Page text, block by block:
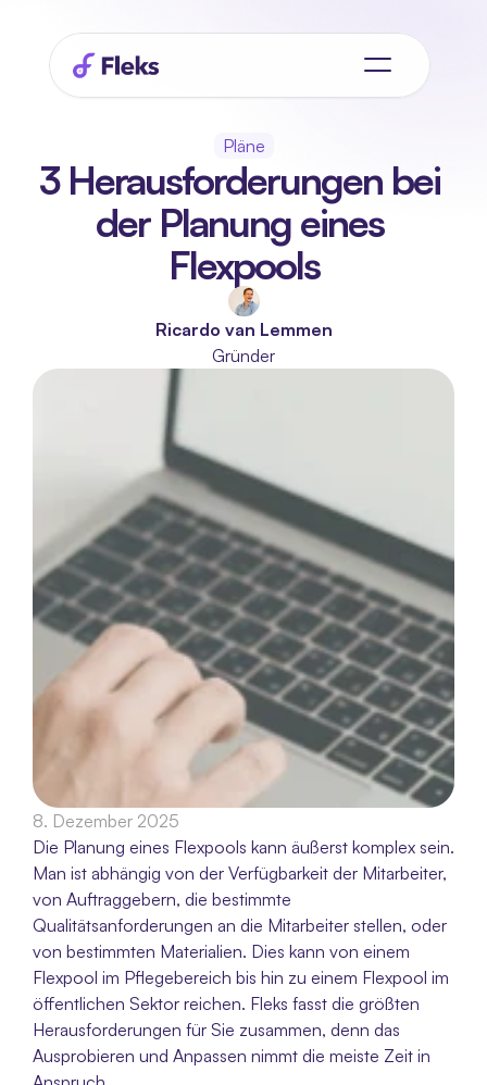
Pläne
3 Herausforderungen bei
der Planung eines
Flexpools
Ricardo van Lemmen
Gründer
8. Dezember 2025
Die Planung eines Flexpools kann äußerst komplex sein.
Man ist abhängig von der Verfügbarkeit der Mitarbeiter,
von Auftraggebern, die bestimmte
Qualitätsanforderungen an die Mitarbeiter stellen, oder
von bestimmten Materialien. Dies kann von einem
Flexpool im Pflegebereich bis hin zu einem Flexpool im
öffentlichen Sektor reichen. Fleks fasst die größten
Herausforderungen für Sie zusammen, denn das
Ausprobieren und Anpassen nimmt die meiste Zeit in